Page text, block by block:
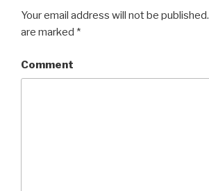
Your email address will not be published.
are marked *
Comment